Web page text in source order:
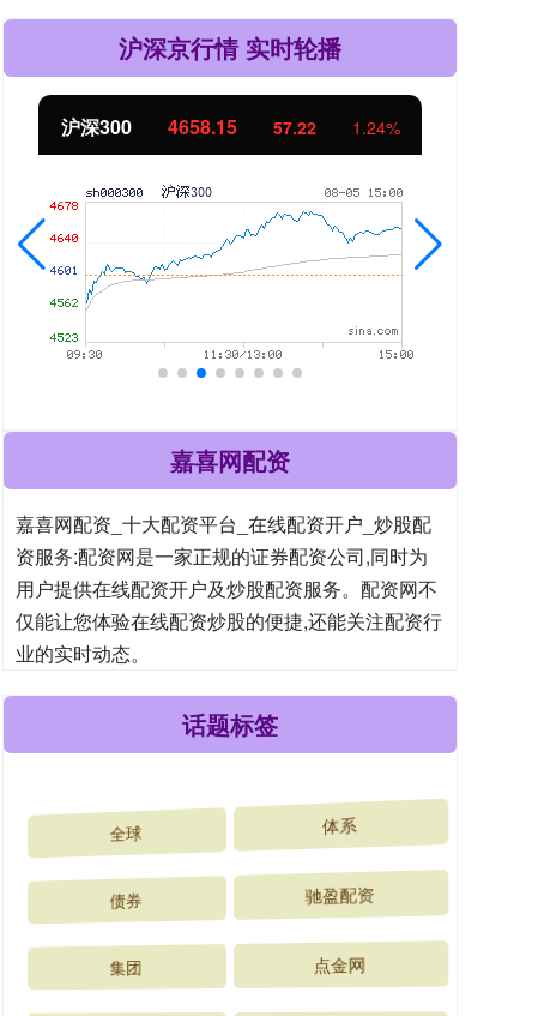
沪深京行情 实时轮播
北证50 1119.46 25.97 2.38%
嘉喜网配资
嘉喜网配资_十大配资平台_在线配资开户_炒股配
资服务:配资网是一家正规的证券配资公司,同时为
用户提供在线配资开户及炒股配资服务。配资网不
仅能让您体验在线配资炒股的便捷,还能关注配资行
业的实时动态。
话题标签
全球 体系
债券 驰盈配资
集团 点金网